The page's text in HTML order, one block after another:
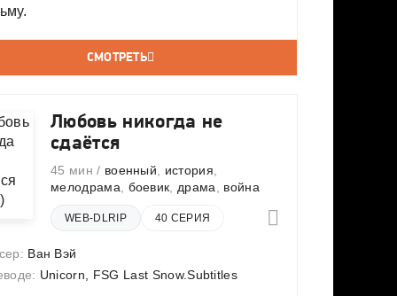
СМОТРЕТЬ
Любовь никогда не
сдаётся
45 мин / военный история
мелодрама
боевик драма война
WEB-DLRIP 40 СЕРИЯ
Ван Вэй
Unicorn, FSG Last Snow.Subtitles